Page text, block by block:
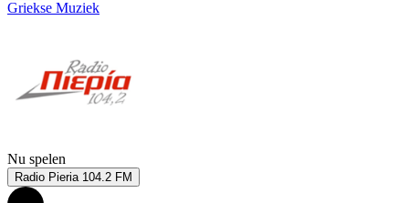
Griekse Muziek
Nu spelen
Radio Pieria 104.2 FM